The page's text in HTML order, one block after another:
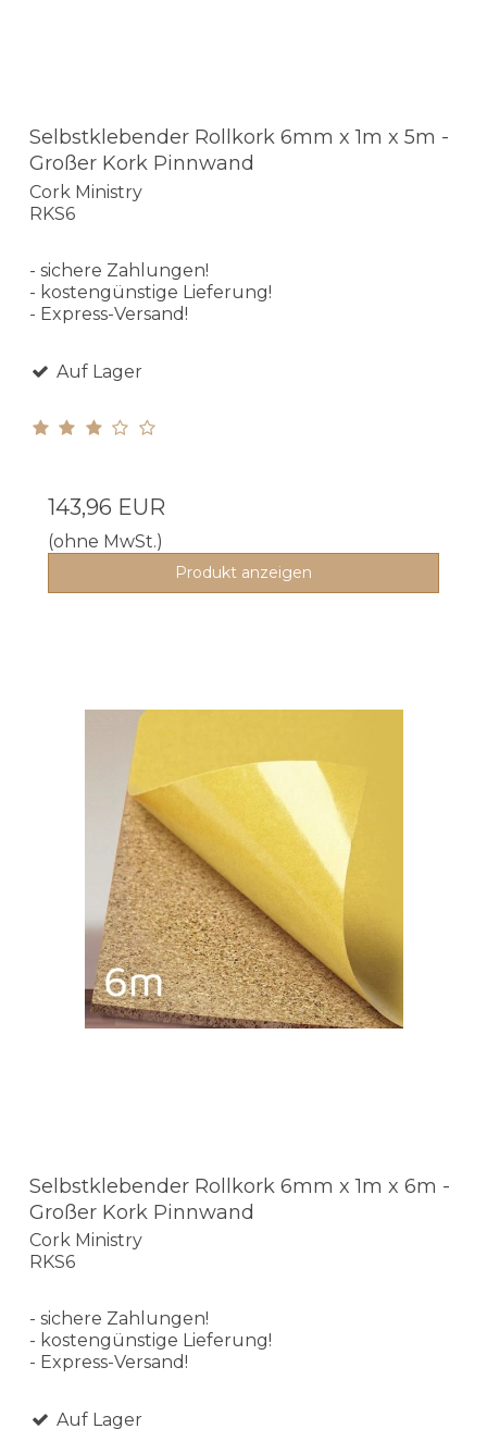
Selbstklebender Rollkork 6mm x 1m x 5m -
Großer Kork Pinnwand
Cork Ministry
RKS6
- sichere Zahlungen!
- kostengünstige Lieferung!
- Express-Versand!
Auf Lager
143,96 EUR
(ohne MwSt.)
Produkt anzeigen
Selbstklebender Rollkork 6mm x 1m x 6m -
Großer Kork Pinnwand
Cork Ministry
RKS6
- sichere Zahlungen!
- kostengünstige Lieferung!
- Express-Versand!
Auf Lager